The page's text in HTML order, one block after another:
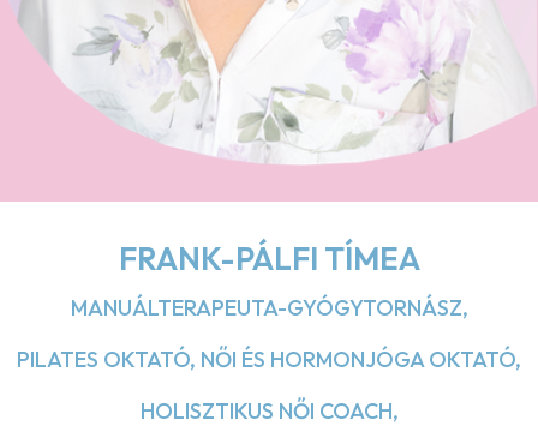
FRANK-PÁLFI TÍMEA
MANUÁLTERAPEUTA-GYÓGYTORNÁSZ,
PILATES OKTATÓ, NŐI ÉS HORMONJÓGA OKTATÓ,
HOLISZTIKUS NŐI COACH,